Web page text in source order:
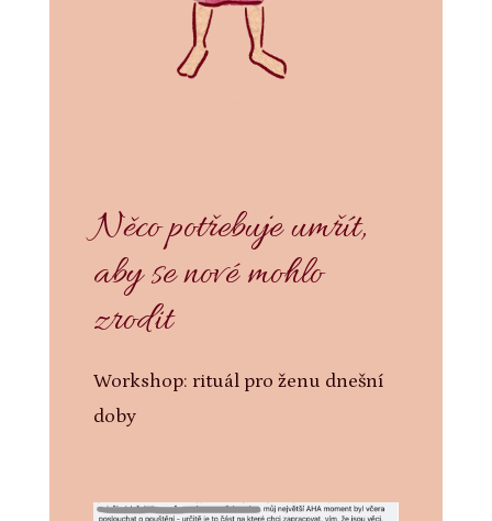
Něco potřebuje umřít,
aby se nové mohlo
zrodit
Workshop: rituál pro ženu dnešní
doby